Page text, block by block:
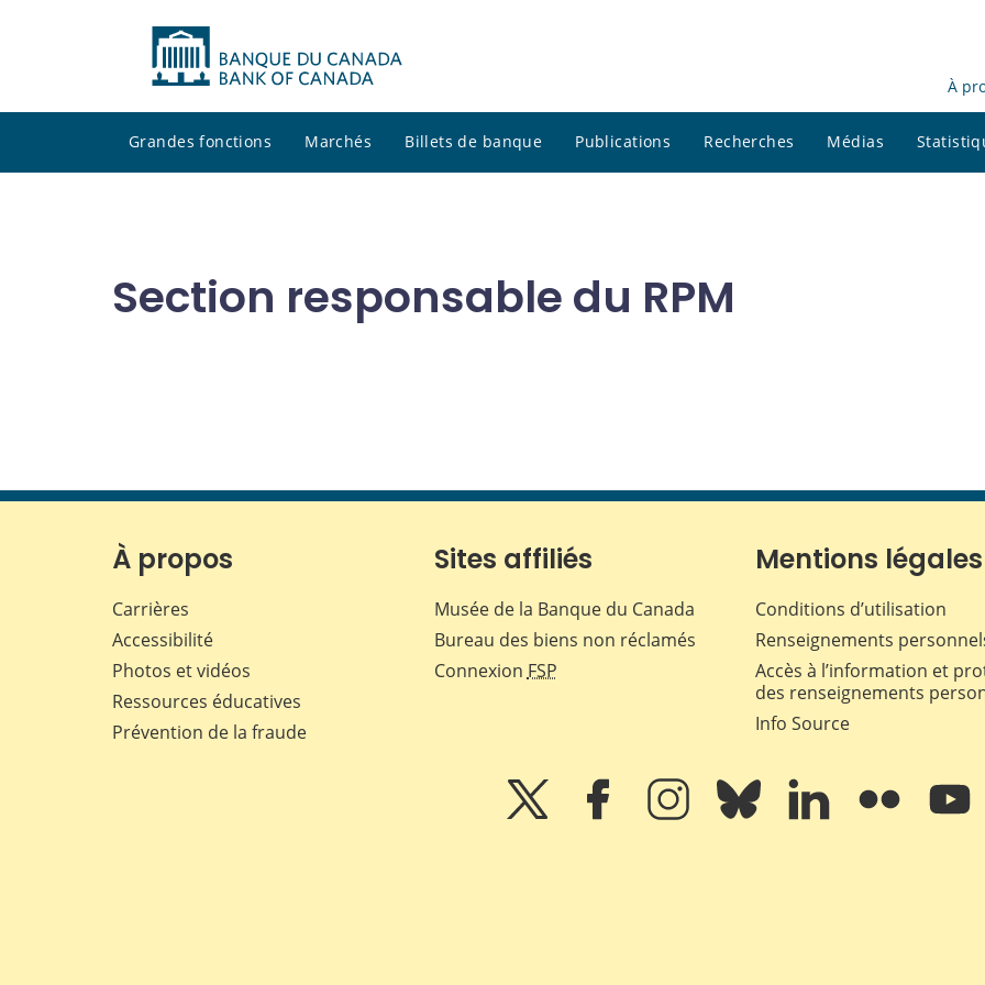
À
Grandes fonctions Marchés Billets de banque Publications Recherches Médias
Section responsable du RPM
À propos
Carrières
Accessibilité
Photos et vidéos
Ressources éducatives
Prévention de la fraude
Sites affiliés
Musée de la Banque du Canada
Bureau des biens non réclamés
Connexion FSP
Mentions légales
Conditions d’utilisation
Renseignements
Accès à l’information et
des renseignements
Info Source